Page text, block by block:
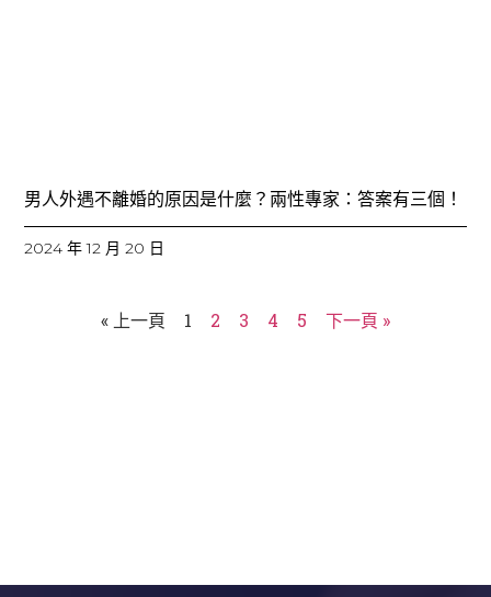
男人外遇不離婚的原因是什麼？兩性專家：答案有三個！
2024 年 12 月 20 日
« 上一頁 1 2 3 4 5 下一頁 »